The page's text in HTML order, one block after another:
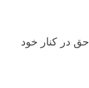
در کنار خود